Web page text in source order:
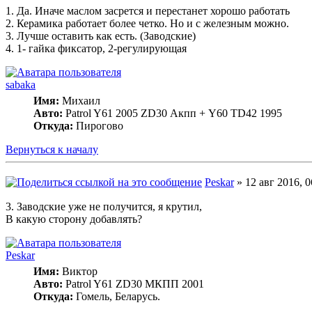
1. Да. Иначе маслом засрется и перестанет хорошо работать
2. Керамика работает более четко. Но и с железным можно.
3. Лучше оставить как есть. (Заводские)
4. 1- гайка фиксатор, 2-регулирующая
sabaka
Имя: Михаил
Авто: Patrol Y61 2005 ZD30 Акпп + Y60 TD42 1995
Откуда: Пирогово
Вернуться к началу
Peskar» 12 авг 2016,
3. Заводские уже не получится, я крутил,
В какую сторону добавлять?
Peskar
Имя: Виктор
Авто: Patrol Y61 ZD30 МКПП 2001
Откуда: Гомель, Беларусь.